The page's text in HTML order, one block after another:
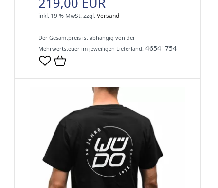
inkl. 19 % MwSt.zzgl.Versand
Der Gesamtpreis ist abhängig von der
Mehrwertsteuer im jeweiligen Lieferland. 46541754